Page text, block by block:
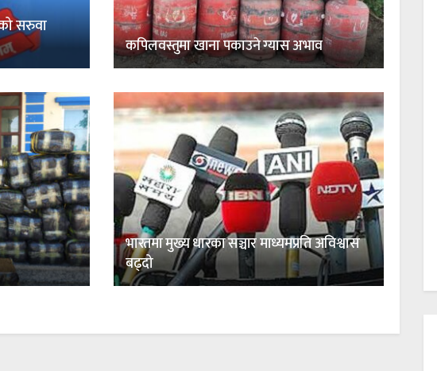
सरुवा
कपिलवस्तुमा खाना पकाउने ग्यास अभाव
भारतमा मुख्य धारका सञ्चार माध्यमप्रति अविश्वास
बढ्दो